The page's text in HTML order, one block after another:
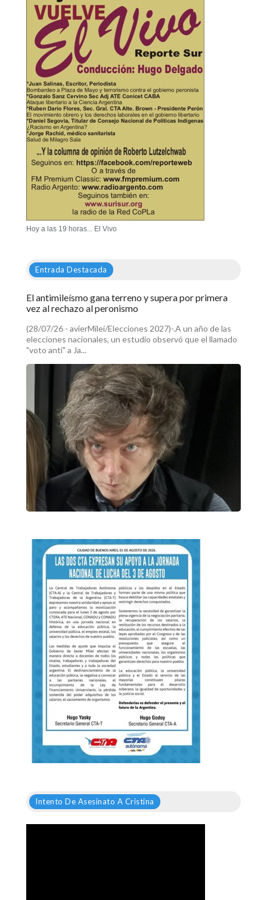
Hoy a las 19 horas... El Vivo
Entrada Destacada
El antimileísmo gana terreno y supera por primera
vez al rechazo al peronismo
(28/07/26 - avierMilei/Elecciones 2027)-.A un año de las
elecciones nacionales, un estudio observó que el llamado
"voto anti" a Ja...
Intento De Asesinato A Cristina